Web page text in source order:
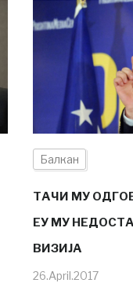
Балкан
ТАЧИ МУ
ЕУ МУ
ВИЗИЈА
26.April.2017